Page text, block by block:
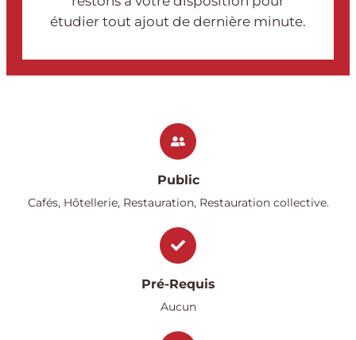
étudier tout ajout de dernière minute.
Public
Cafés, Hôtellerie, Restauration, Restauration collective.
Pré-Requis
Aucun